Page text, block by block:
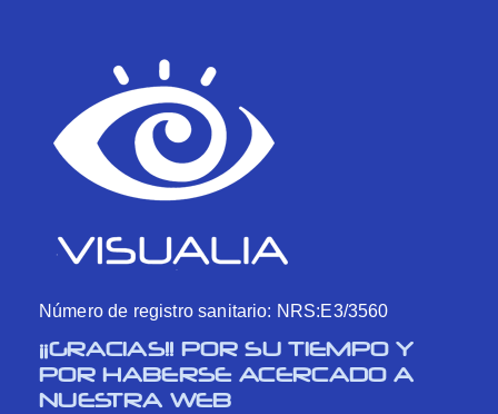
Número de registro sanitario: NRS:E3/3560
¡¡GRACIAS!! POR SU TIEMPO Y
POR HABERSE ACERCADO A
NUESTRA WEB